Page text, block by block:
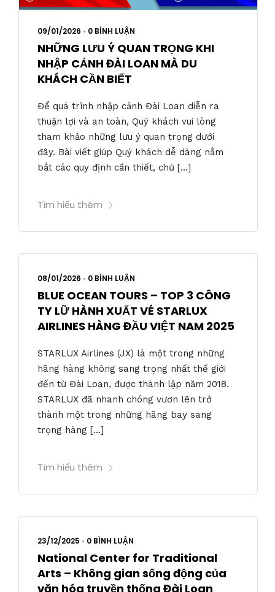
09/01/2026 • 0 BÌNH LUẬN
NHỮNG LƯU Ý QUAN TRỌNG KHI
NHẬP CẢNH ĐÀI LOAN MÀ DU
KHÁCH CẦN BIẾT
Để quá trình nhập cảnh Đài Loan diễn ra
thuận lợi và an toàn, Quý khách vui lòng
tham khảo những lưu ý quan trọng dưới
đây. Bài viết giúp Quý khách dễ dàng nắm
bắt các quy định cần thiết, chủ […]
Tìm hiểu thêm
08/01/2026 • 0 BÌNH LUẬN
BLUE OCEAN TOURS – TOP 3 CÔNG
TY LỮ HÀNH XUẤT VÉ STARLUX
AIRLINES HÀNG ĐẦU VIỆT NAM 2025
STARLUX Airlines (JX) là một trong những
hãng hàng không sang trọng nhất thế giới
đến từ Đài Loan, được thành lập năm 2018.
STARLUX đã nhanh chóng vươn lên trở
thành một trong những hãng bay sang
trọng hàng […]
Tìm hiểu thêm
23/12/2025 • 0 BÌNH LUẬN
National Center for Traditional
Arts – Không gian sống động của
văn hóa truyền thống Đài Loan